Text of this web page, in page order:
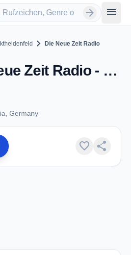
arrow_forward menu
chevron_right Die Neue Zeit Radio
Die Neue Zeit Radio - Marktheidenfeld
Germany
favorite share